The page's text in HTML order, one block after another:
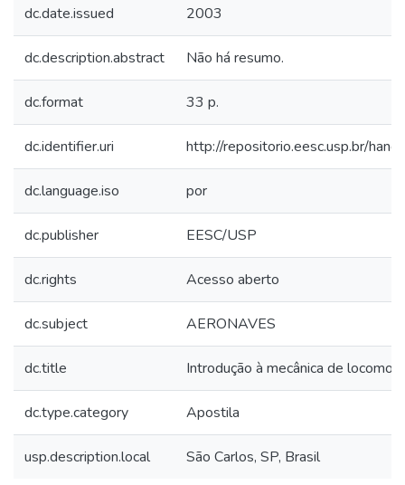
dc.date.issued 2003
dc.description.abstract Não há resumo.
dc.format 33 p.
dc.identifier.uri http://repositorio.eesc.usp.br/
dc.language.iso por
dc.publisher EESC/USP
dc.rights Acesso aberto
dc.subject AERONAVES
dc.title Introdução à mecânica de
dc.type.category Apostila
usp.description.local São Carlos, SP, Brasil